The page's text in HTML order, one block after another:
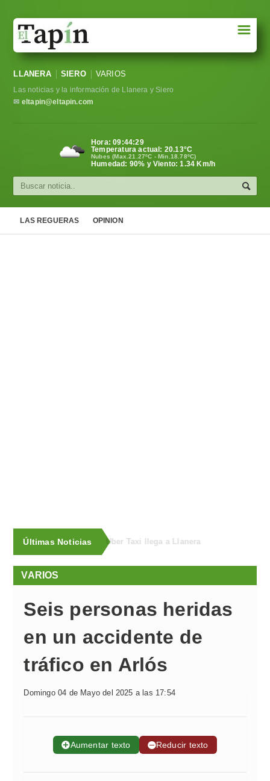
Sociedad
Política
Cultura
☰
LLANERA SIERO VARIOS
Las noticias y la información de Llanera y Siero
✉ eltapin@eltapin.com
Hora:09:44:29
Temperatura actual: 20.13°C
Nubes (Max.21.27ºC - Min.18.78ºC)
Humedad: 90% y Viento: 1.34 Km/h
LAS REGUERAS OPINION
Últimas Noticias
VARIOS
Seis personas heridas
en un accidente de
tráfico en Arlós
Domingo 04 de Mayo del 2025 a las 17:54
➕Aumentar texto ➖Reducir texto